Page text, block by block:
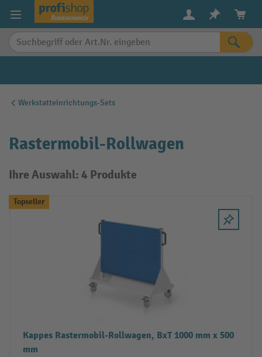
springen
Werkstatteinrichtungs-Sets
Rastermobil-Rollwagen
Ihre Auswahl: 4 Produkte
Topseller
Kappes Rastermobil-Rollwagen, BxT 1000 mm x 500
mm